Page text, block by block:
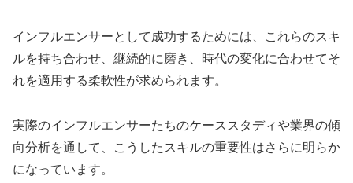
インフルエンサーとして成功するためには、これらのスキ
ルを持ち合わせ、継続的に磨き、時代の変化に合わせてそ
れを適用する柔軟性が求められます。
実際のインフルエンサーたちのケーススタディや業界の傾
向分析を通して、こうしたスキルの重要性はさらに明らか
になっています。